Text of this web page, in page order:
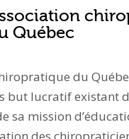
Québec
du
but lucratif existant
sa mission